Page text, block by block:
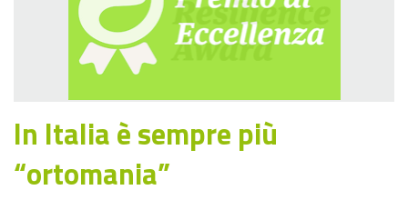
In Italia è sempre più
“ortomania”